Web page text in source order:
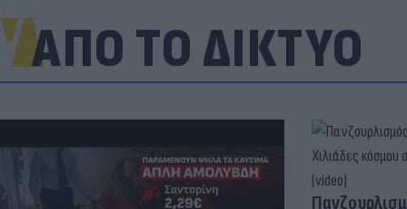
ΑΠΟ ΤΟ ΔΙΚΤΥΟ